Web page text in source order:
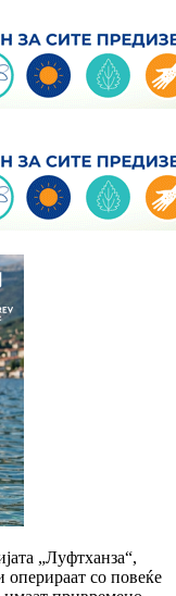
„Луфтханза“,
со повеќе